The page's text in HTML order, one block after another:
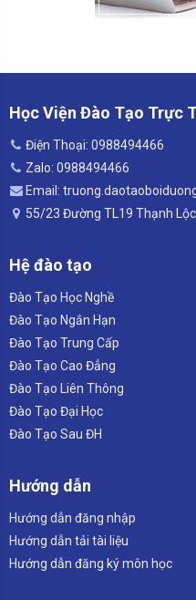
Học Viện Đào Tạo Trực
Điện Thoại: 0988494466
Zalo: 0988494466
Email:
55/23 Đường TL19 Thạnh
Hệ đào tạo
Đào Tạo Học Nghề
Đào Tạo Ngắn Hạn
Đào Tạo Trung Cấp
Đào Tạo Cao Đẳng
Đào Tạo Liên Thông
Đào Tạo Đại Học
Đào Tạo Sau ĐH
Hướng dẫn
Hướng dẫn đăng nhập
Hướng dẫn tải tài liệu
Hướng dẫn đăng ký môn học